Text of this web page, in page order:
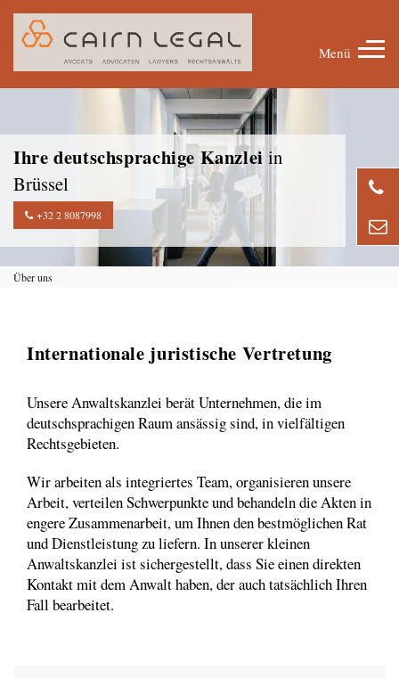
Menü
Ihre deutschsprachige Kanzleiin
Brüssel
+32 2 8087998
Über uns
Internationale juristische Vertretung
Unsere Anwaltskanzlei berät Unternehmen, die im
deutschsprachigen Raum ansässig sind, in vielfältigen
Rechtsgebieten.
Wir arbeiten als integriertes Team, organisieren unsere
Arbeit, verteilen Schwerpunkte und behandeln die Akten in
engere Zusammenarbeit, um Ihnen den bestmöglichen Rat
und Dienstleistung zu liefern. In unserer kleinen
Anwaltskanzlei ist sichergestellt, dass Sie einen direkten
Kontakt mit dem Anwalt haben, der auch tatsächlich Ihren
Fall bearbeitet.